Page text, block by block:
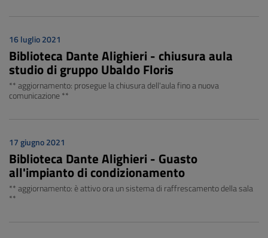
16 luglio 2021
Biblioteca Dante Alighieri - chiusura aula
studio di gruppo Ubaldo Floris
** aggiornamento: prosegue la chiusura dell'aula fino a nuova
comunicazione **
17 giugno 2021
Biblioteca Dante Alighieri - Guasto
all'impianto di condizionamento
** aggiornamento: è attivo ora un sistema di raffrescamento della sala
**